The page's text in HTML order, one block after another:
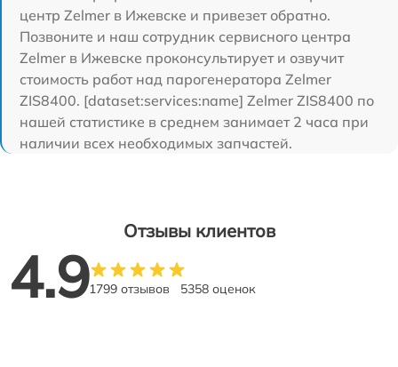
центр Zelmer в Ижевске и привезет обратно.
Позвоните и наш сотрудник сервисного центра
Zelmer в Ижевске проконсультирует и озвучит
стоимость работ над парогенератора Zelmer
ZIS8400. [dataset:services:name] Zelmer ZIS8400 по
нашей статистике в среднем занимает 2 часа при
наличии всех необходимых запчастей.
Отзывы клиентов
4.91799 отзывов 5358 оценок